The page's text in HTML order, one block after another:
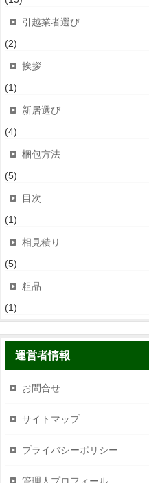
引越業者選び
(2)
挨拶
(1)
新居選び
(4)
梱包方法
(5)
目次
(1)
相見積り
(5)
粗品
(1)
運営者情報
お問合せ
サイトマップ
プライバシーポリシー
管理人プロフィール